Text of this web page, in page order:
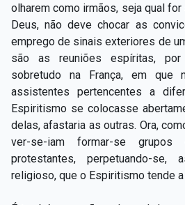
olharem como irmãos, seja qual for
Deus, não deve chocar as
emprego de sinais exteriores de
são as reuniões espíritas,
sobretudo na França, em que
assistentes pertencentes a
Espiritismo se colocasse
delas, afastaria as outras. Ora,
ver-se-iam formar-se grupos
protestantes, perpetuando-se,
religioso, que o Espiritismo tende a